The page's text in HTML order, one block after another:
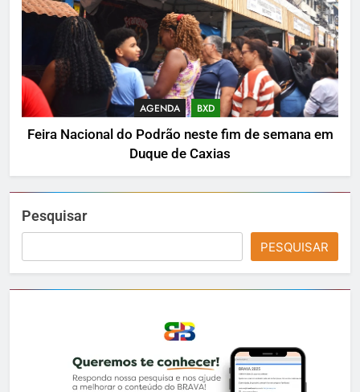
AGENDA BXD
Feira Nacional do Podrão neste fim de semana em
Duque de Caxias
Pesquisar
PESQUISAR